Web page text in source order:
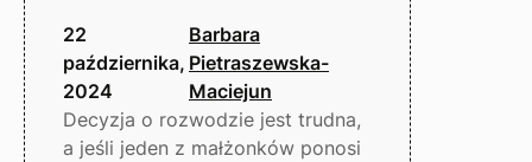
22
października,
2024
Barbara
Pietraszewska-
Maciejun
Decyzja o rozwodzie jest trudna,
a jeśli jeden z małżonków ponosi